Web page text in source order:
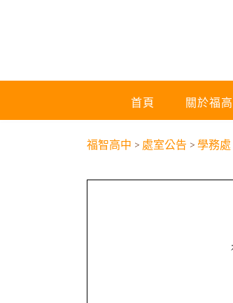
首頁 關於福高
福智高中 > 處室公告 > 學務處